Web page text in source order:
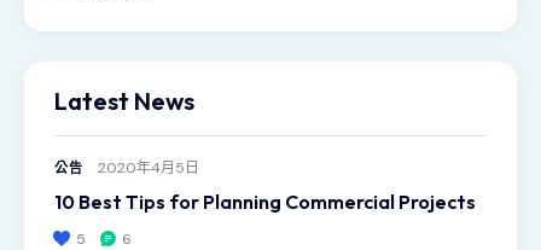
Latest News
公告 2020年4月5日
10 Best Tips for Planning Commercial Projects
5 6